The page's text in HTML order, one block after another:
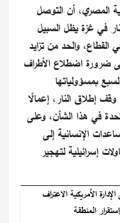
المصري، أن التوصل
في غزة يظل السبيل
القطاع، والحد من تزايد
ضرورة اضطلاع الأطراف
بمسؤولياتها
إطلاق النار، إعمالًا
في هذا الشأن، وعلى
الإنسانية إلى
إسرائيلية لتهجير
الأمريكية الاعتراف
المنطقة